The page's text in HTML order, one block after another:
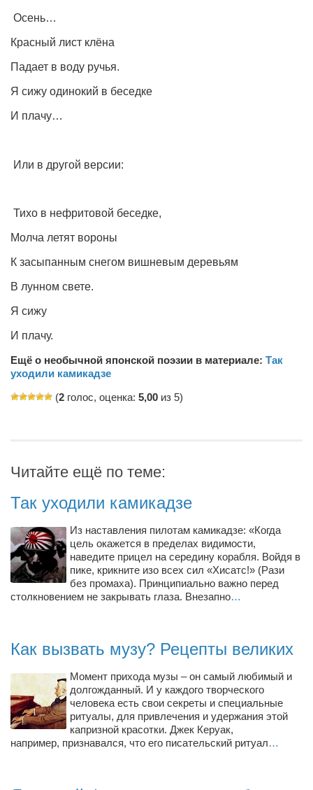
Осень…
Красный лист клёна
Падает в воду ручья.
Я сижу одинокий в беседке
И плачу…
Или в другой версии:
Тихо в нефритовой беседке,
Молча летят вороны
К засыпанным снегом вишневым деревьям
В лунном свете.
Я сижу
И плачу.
Ещё о необычной японской поэзии в материале: Так
уходили камикадзе
(2 голос, оценка: 5,00 из 5)
Читайте ещё по теме:
Так уходили камикадзе
Из наставления пилотам камикадзе: «Когда
цель окажется в пределах видимости,
наведите прицел на середину корабля. Войдя в
пике, крикните изо всех сил «Хисатс!» (Рази
без промаха). Принципиально важно перед
столкновением не закрывать глаза. Внезапно…
Как вызвать музу? Рецепты великих
Момент прихода музы – он самый любимый и
долгожданный. И у каждого творческого
человека есть свои секреты и специальные
ритуалы, для привлечения и удержания этой
капризной красотки. Джек Керуак,
например, признавался, что его писательский ритуал…